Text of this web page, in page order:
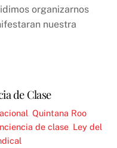
organizarnos
nuestra
de Clase
,Quintana Roo
de clase Ley del